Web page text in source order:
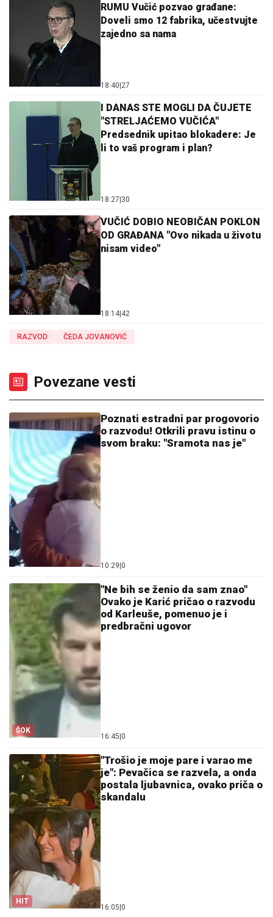
RUMU Vučić pozvao građane:
Doveli smo 12 fabrika, učestvujte
zajedno sa nama
18:40 27
I DANAS STE MOGLI DA ČUJETE
"STRELJAĆEMO VUČIĆA"
Predsednik upitao blokadere: Je
li to vaš program i plan?
18:27 30
VUČIĆ DOBIO NEOBIČAN POKLON
OD GRAĐANA "Ovo nikada u životu
nisam video"
18:14 42
RAZVOD ČEDA JOVANOVIĆ
Povezane vesti
Poznati estradni par progovorio
o razvodu! Otkrili pravu istinu o
svom braku: "Sramota nas je"
10:29 0
ŠOK
"Ne bih se ženio da sam znao"
Ovako je Karić pričao o razvodu
od Karleuše, pomenuo je i
predbračni ugovor
16:45 0
HIT
"Trošio je moje pare i varao me
je": Pevačica se razvela, a onda
postala ljubavnica, ovako priča o
skandalu
16:05 0